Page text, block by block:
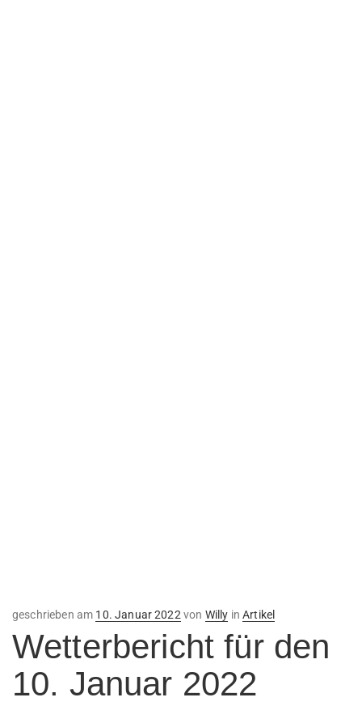
geschrieben am Veröffentlicht
10. Januar 2022 von Willy inArtikel
Wetterbericht für den
10. Januar 2022